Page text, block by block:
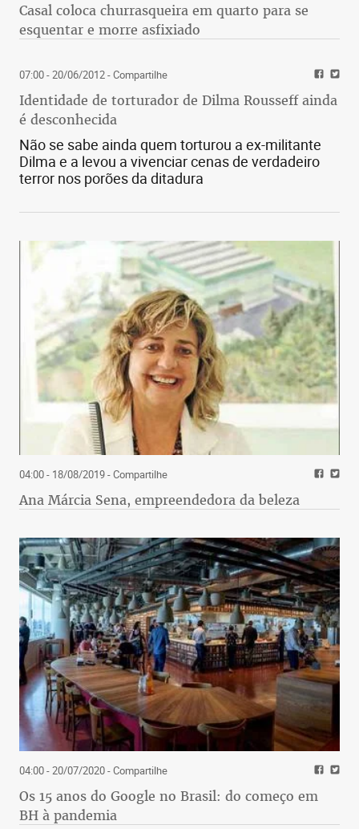
Casal coloca churrasqueira em quarto para se
esquentar e morre asfixiado
07:00 - 20/06/2012- Compartilhe
Identidade de torturador de Dilma Rousseff ainda
é desconhecida
Não se sabe ainda quem torturou a ex-militante
Dilma e a levou a vivenciar cenas de verdadeiro
terror nos porões da ditadura
04:00 - 18/08/2019- Compartilhe
Ana Márcia Sena, empreendedora da beleza
04:00 - 20/07/2020- Compartilhe
Os 15 anos do Google no Brasil: do começo em
BH à pandemia